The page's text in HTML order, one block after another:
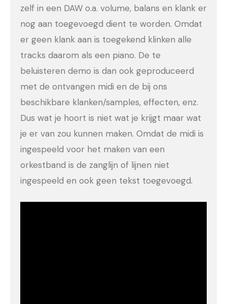
zelf in een DAW o.a. volume, balans en klank er
nog aan toegevoegd dient te worden. Omdat
er geen klank aan is toegekend klinken alle
tracks daarom als een piano. De te
beluisteren demo is dan ook geproduceerd
met de ontvangen midi en de bij ons
beschikbare klanken/samples, effecten, enz.
Dus wat je hoort is niet wat je krijgt maar wat
je er van zou kunnen maken. Omdat de midi is
ingespeeld voor het maken van een
orkestband is de zanglijn of lijnen niet
ingespeeld en ook geen tekst toegevoegd.